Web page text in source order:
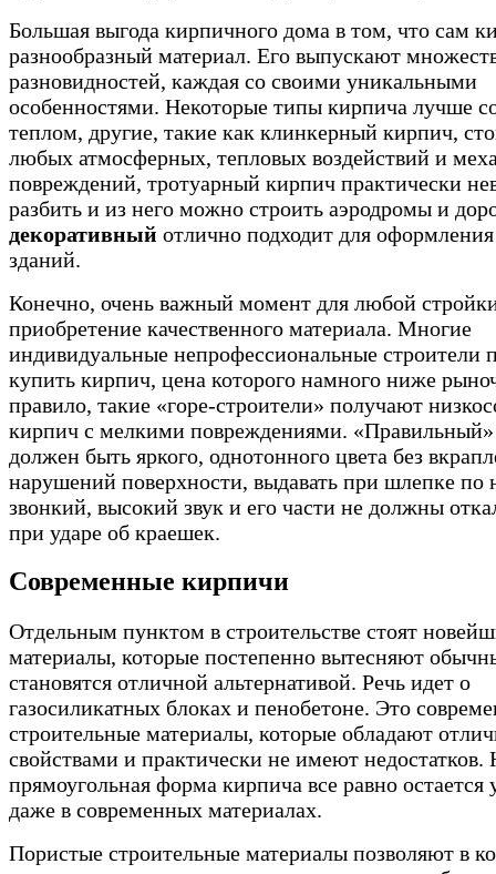
Большая выгода кирпичного дома в том, что сам
разнообразный материал. Его выпускают
разновидностей, каждая со своими уникальными
особенностями. Некоторые типы кирпича лучше
теплом, другие, такие как клинкерный кирпич,
любых атмосферных, тепловых воздействий и
повреждений, тротуарный кирпич практически
разбить и из него можно строить аэродромы и
декоративный отлично подходит для
зданий.
Конечно, очень важный момент для любой
приобретение качественного материала. Многие
индивидуальные непрофессиональные строители
купить кирпич, цена которого намного ниже
правило, такие «горе-строители» получают
кирпич с мелкими повреждениями.
должен быть яркого, однотонного цвета без
нарушений поверхности, выдавать при шлепке по
звонкий, высокий звук и его части не должны
при ударе об краешек.
Современные кирпичи
Отдельным пунктом в строительстве стоят
материалы, которые постепенно вытесняют
становятся отличной альтернативой. Речь идет о
газосиликатных блоках и пенобетоне. Это
строительные материалы, которые обладают
свойствами и практически не имеют недостатков.
прямоугольная форма кирпича все равно остается
даже в современных материалах.
Пористые строительные материалы позволяют в